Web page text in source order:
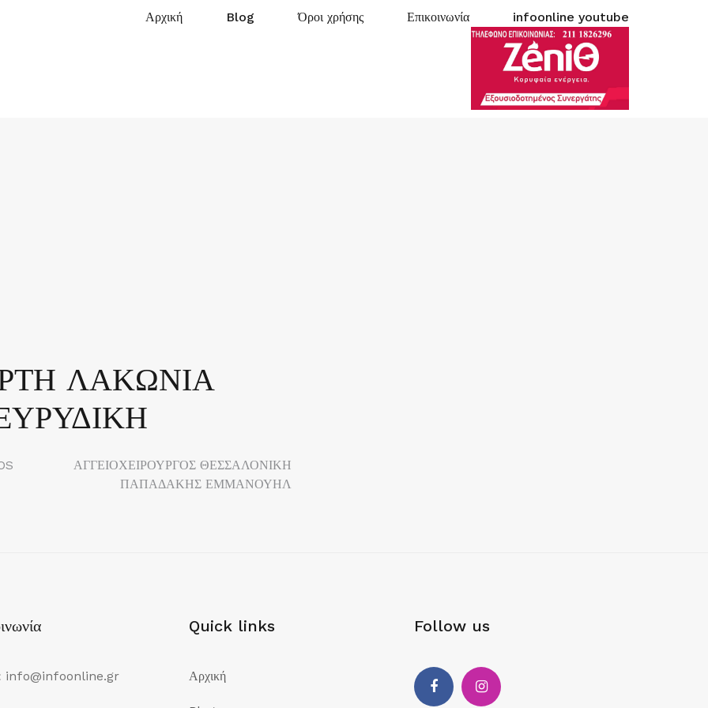
Αρχική Blog Όροι χρήσης Επικοινωνία infoonline youtube
ΛΑΚΩΝΙΑ
ΑΓΓΕΙΟΧΕΙΡΟΥΡΓΟΣ ΘΕΣΣΑΛΟΝΙΚΗ
ΠΑΠΑΔΑΚΗΣ ΕΜΜΑΝΟΥΗΛ
info@infoonline.gr
Quick links
Αρχική
Follow us